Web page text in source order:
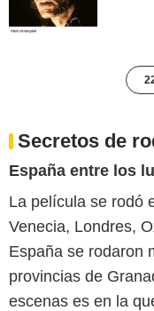
Secretos de
España entre los
La película se rodó
Venecia, Londres,
España se rodaron
provincias de
escenas es en la